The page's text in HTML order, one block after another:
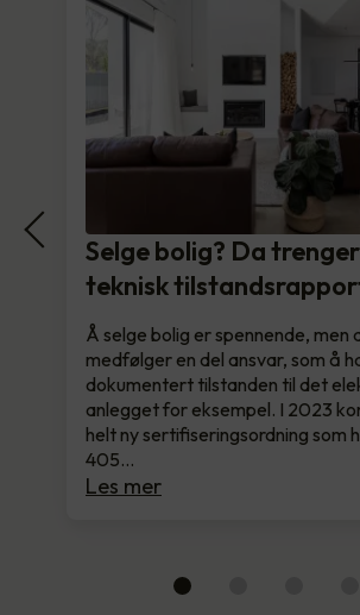
Selge bolig? Da
teknisk
Å selge bolig er spennende, men
medfølger en del ansvar, som å
dokumentert tilstanden til det
anlegget for eksempel. I 2023
helt ny sertifiseringsordning som
405…
Les mer